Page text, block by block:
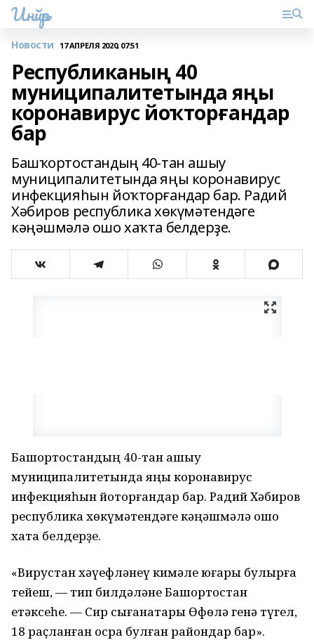
Инйәр
Новости 17 АПРЕЛЯ 2020, 07:51
Республиканың 40
муниципалитетында яңы
коронавирус йоҡторғандар
бар
Башҡортостандың 40-тан ашыу
муниципалитетында яңы коронавирус
инфекцияһын йоҡторғандар бар. Радий
Хәбиров республика хөкүмәтендәге
кәңәшмәлә ошо хаҡта белдерҙе.
Башҡортостандың 40-тан ашыу
муниципалитетында яңы коронавирус
инфекцияһын йоҡторғандар бар. Радий Хәбиров
республика хөкүмәтендәге кәңәшмәлә ошо
хаҡта белдерҙе.
«Вирустан хәүефләнеү кимәле юғары булырға
тейеш, — тип билдәләне Башҡортостан
етәксеһе. — Сир сығанаҡтары Өфөлә генә түгел,
18 раҫланған осраҡ булған райондар бар».